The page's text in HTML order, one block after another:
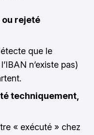
ou rejeté
que le
n’existe pas)
techniquement,
« exécuté » chez